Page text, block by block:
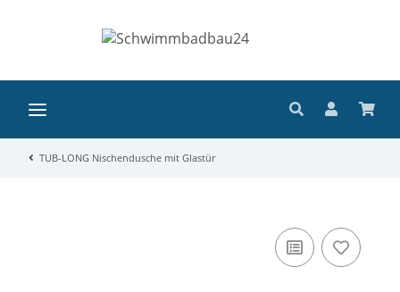
TUB-LONG Nischendusche mit Glastür